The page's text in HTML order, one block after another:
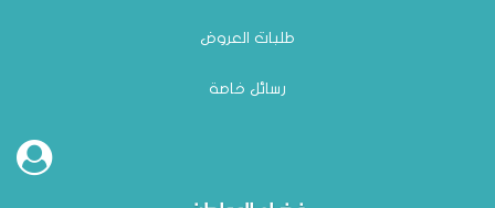
طلبات العروض
رسائل خاصة